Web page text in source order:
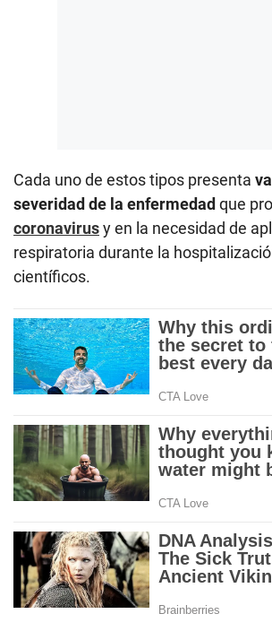
Cada uno de estos tipos presenta
severidad de la enfermedadque
coronavirusy en la necesidad de
respiratoria durante la
científicos.